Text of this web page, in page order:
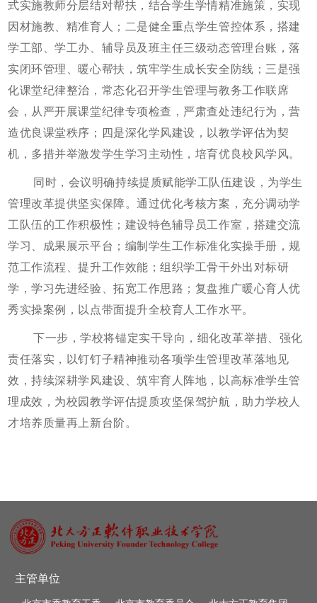
式实施教师分层结对帮扶，结合学生学情精准施策，实现
因材施教、精准育人；二是健全重点学生管控体系，搭建
学工部、学工办、辅导员及班主任三级动态管理台账，落
实闭环管理、暖心帮扶，筑牢学生成长安全防线；三是强
化课堂纪律整治，常态化召开学生管理与教务工作联席
会，从严开展课堂纪律专项检查，严肃查处违纪行为，营
造优良课堂秩序；四是深化学风建设，以教学评估为契
机，多措并举激发学生学习主动性，培育优良校风学风。
同时，会议明确持续提质赋能学工队伍建设，为学生
管理改革提供坚实保障。通过优化考核方案，充分调动学
工队伍的工作积极性；建设特色辅导员工作室，搭建交流
学习、成果展示平台；编制学生工作标准化实操手册，规
范工作流程、提升工作效能；组织学工骨干外出对标研
学，学习先进经验、拓宽工作思路；复盘推广暖心育人优
秀实操案例，以点带面提升全校育人工作水平。
下一步，学校将锚定实干导向，细化改革举措、强化
责任落实，以钉钉子精神推动各项学生管理改革落地见
效，持续深耕学风建设、筑牢育人阵地，以高标准学生管
理成效，为校园教学评估提质攻坚保驾护航，助力学校人
才培养质量再上新台阶。
主管单位